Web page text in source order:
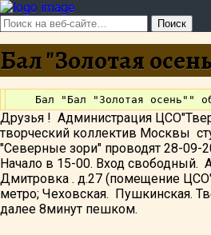
Бал "Золотая
Друзья ! Администрация
творческий коллектив Москвы
"Северные зори" проводят 28-09-
Начало в 15-00. Вход свободный.
Дмитровка . д.27 (помещение
метро; Чеховская. Пушкинская.
далее 8минут пешком.